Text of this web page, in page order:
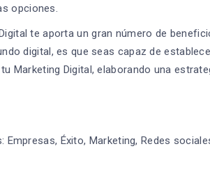
opciones.
te aporta un gran número de
digital, es que seas capaz de
Marketing Digital, elaborando una
Empresas, Éxito, Marketing,Redes